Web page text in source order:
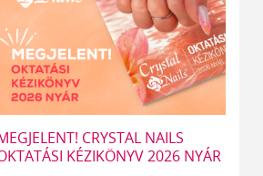
CRYSTAL NAILS
KÉZIKÖNYV 2026 NYÁR